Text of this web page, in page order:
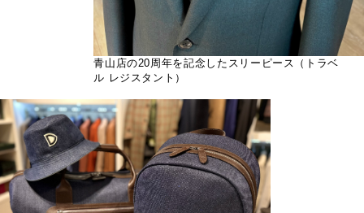
青山店の20周年を記念したスリーピース（トラベ
ル レジスタント）